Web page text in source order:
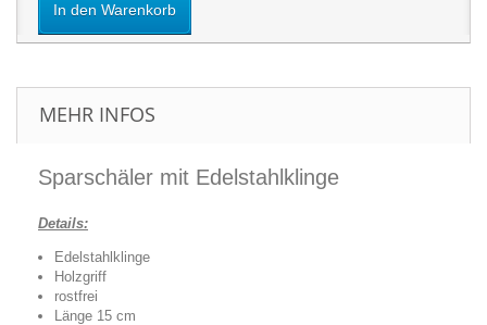
In den Warenkorb
MEHR INFOS
Sparschäler mit Edelstahlklinge
Details:
Edelstahlklinge
Holzgriff
rostfrei
Länge 15 cm